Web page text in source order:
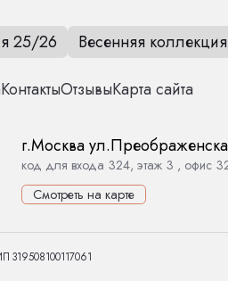
25/26 Весенняя
КонтактыОтзывыКарта сайта
г.Москваул.
код для входа 324, этаж 3 , офис
Смотреть на карте